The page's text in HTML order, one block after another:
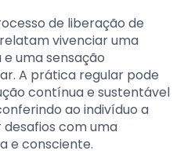
de liberação de
vivenciar uma
uma sensação
A prática regular pode
contínua e sustentável
ao indivíduo a
com uma
e consciente.